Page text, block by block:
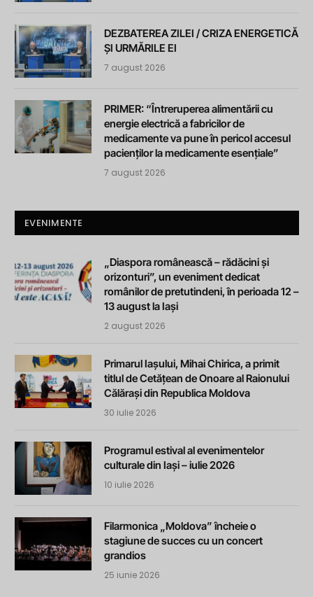
DEZBATEREA ZILEI / CRIZA ENERGETICĂ
ȘI URMĂRILE EI
7 august 2026
PRIMER: “Întreruperea alimentării cu
energie electrică a fabricilor de
medicamente va pune în pericol accesul
pacienților la medicamente esențiale”
7 august 2026
EVENIMENTE
„Diaspora românească – rădăcini și
orizonturi”, un eveniment dedicat
românilor de pretutindeni, în perioada 12 –
13 august la Iași
2 august 2026
Primarul Iașului, Mihai Chirica, a primit
titlul de Cetățean de Onoare al Raionului
Călărași din Republica Moldova
30 iulie 2026
Programul estival al evenimentelor
culturale din Iași – iulie 2026
10 iulie 2026
Filarmonica „Moldova” încheie o
stagiune de succes cu un concert
grandios
25 iunie 2026